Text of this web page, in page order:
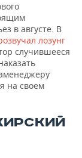
в августе. В
лозунг
случившееся
на своем